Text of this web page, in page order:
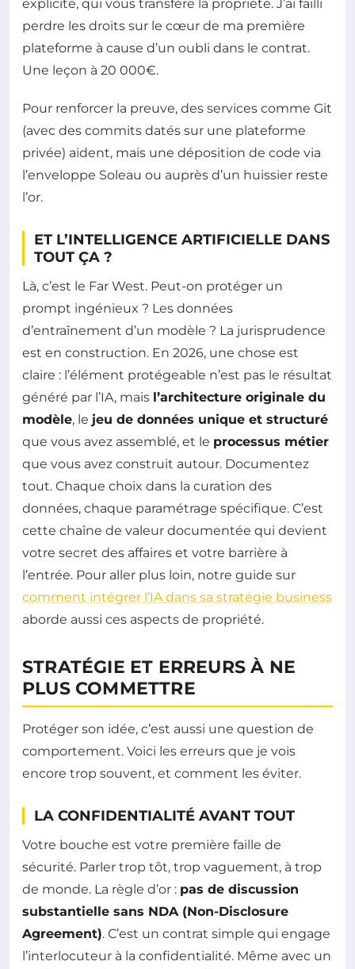
explicite, qui vous transfère la propriété. J’ai failli
perdre les droits sur le cœur de ma première
plateforme à cause d’un oubli dans le contrat.
Une leçon à 20 000€.
Pour renforcer la preuve, des services comme Git
(avec des commits datés sur une plateforme
privée) aident, mais une déposition de code via
l’enveloppe Soleau ou auprès d’un huissier reste
l’or.
ET L’INTELLIGENCE ARTIFICIELLE DANS
TOUT ÇA ?
Là, c’est le Far West. Peut-on protéger un
prompt ingénieux ? Les données
d’entraînement d’un modèle ? La jurisprudence
est en construction. En 2026, une chose est
claire : l’élément protégeable n’est pas le résultat
généré par l’IA, mais l’architecture originale du
modèle, le jeu de données unique et structuré
que vous avez assemblé, et le processus métier
que vous avez construit autour. Documentez
tout. Chaque choix dans la curation des
données, chaque paramétrage spécifique. C’est
cette chaîne de valeur documentée qui devient
votre secret des affaires et votre barrière à
l’entrée. Pour aller plus loin, notre guide sur
comment intégrer l’IA dans sa stratégie business
aborde aussi ces aspects de propriété.
STRATÉGIE ET ERREURS À NE
PLUS COMMETTRE
Protéger son idée, c’est aussi une question de
comportement. Voici les erreurs que je vois
encore trop souvent, et comment les éviter.
LA CONFIDENTIALITÉ AVANT TOUT
Votre bouche est votre première faille de
sécurité. Parler trop tôt, trop vaguement, à trop
de monde. La règle d’or : pas de discussion
substantielle sans NDA (Non-Disclosure
Agreement). C’est un contrat simple qui engage
l’interlocuteur à la confidentialité. Même avec un